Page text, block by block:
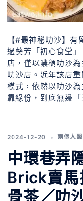
【#最神秘叻沙】
過葵芳「初心食堂
店，僅以濃稠叻沙
叻沙店。近年該店
模式，依然以叻沙
靠緣份，到底無邊「
2024-12-20 兩個人
中環巷弄
Brick賣馬
骨茶／叻